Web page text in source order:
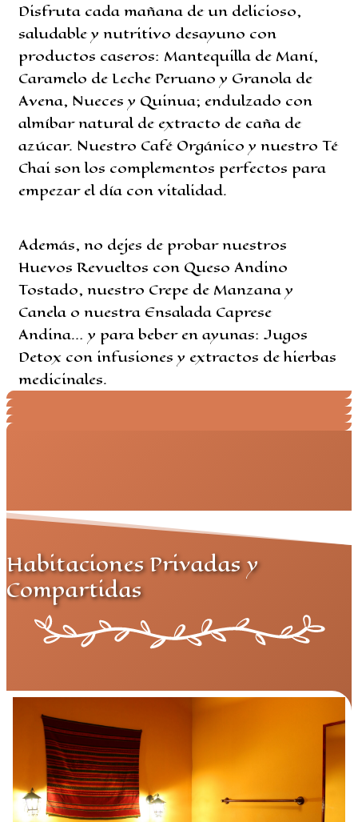
Disfruta cada mañana de un delicioso,
saludable y nutritivo desayuno con
productos caseros: Mantequilla de Maní,
Caramelo de Leche Peruano y Granola de
Avena, Nueces y Quinua; endulzado con
almíbar natural de extracto de caña de
azúcar. Nuestro Café Orgánico y nuestro Té
Chai son los complementos perfectos para
empezar el día con vitalidad.
Además, no dejes de probar nuestros
Huevos Revueltos con Queso Andino
Tostado, nuestro Crepe de Manzana y
Canela o nuestra Ensalada Caprese
Andina… y para beber en ayunas: Jugos
Detox con infusiones y extractos de hierbas
medicinales.
Habitaciones Privadas y
Compartidas